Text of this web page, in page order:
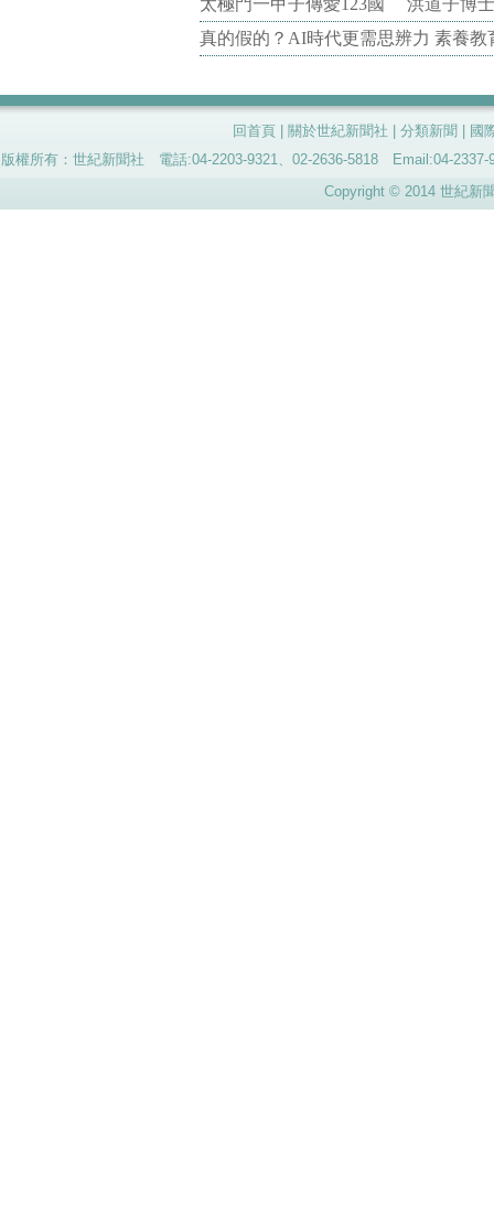
太極門一甲子傳愛123國 洪道子博
真的假的？AI時代更需思辨力 素養
回首頁 關於世紀新聞社 分類新聞
國
版權所有：世紀新聞社 電話:04-2203-9321、02-2636-5818 Email:04-
Copyright © 2014 世紀新